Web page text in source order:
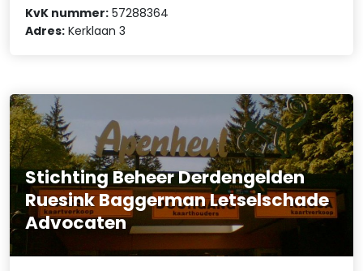
KvK nummer: 57288364
Adres: Kerklaan 3
Stichting Beheer Derdengelden
Ruesink Baggerman Letselschade
Advocaten